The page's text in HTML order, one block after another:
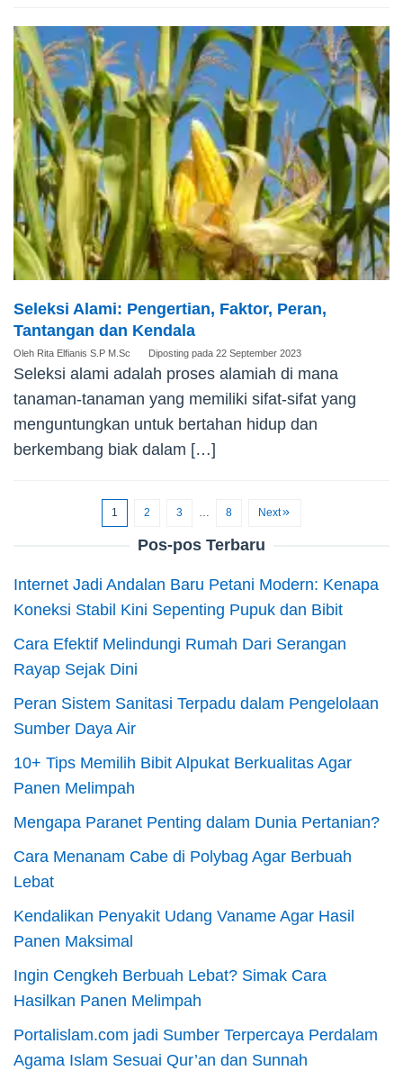
Seleksi Alami: Pengertian, Faktor, Peran,
Tantangan dan Kendala
Oleh Rita Elfianis S.P M.Sc Diposting pada 22 September 2023
Seleksi alami adalah proses alamiah di mana
tanaman-tanaman yang memiliki sifat-sifat yang
menguntungkan untuk bertahan hidup dan
berkembang biak dalam […]
1 2 3 8 Next
Pos-pos Terbaru
Internet Jadi Andalan Baru Petani Modern: Kenapa
Koneksi Stabil Kini Sepenting Pupuk dan Bibit
Cara Efektif Melindungi Rumah Dari Serangan
Rayap Sejak Dini
Peran Sistem Sanitasi Terpadu dalam Pengelolaan
Sumber Daya Air
10+ Tips Memilih Bibit Alpukat Berkualitas Agar
Panen Melimpah
Mengapa Paranet Penting dalam Dunia Pertanian?
Cara Menanam Cabe di Polybag Agar Berbuah
Lebat
Kendalikan Penyakit Udang Vaname Agar Hasil
Panen Maksimal
Ingin Cengkeh Berbuah Lebat? Simak Cara
Hasilkan Panen Melimpah
Portalislam.com jadi Sumber Terpercaya Perdalam
Agama Islam Sesuai Qur’an dan Sunnah